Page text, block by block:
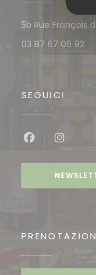
5b Rue François
03 87 67 06 92
SEGUICI
Facebook